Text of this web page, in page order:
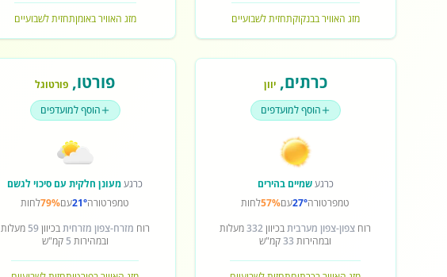
מזג האוויר בבנקוקתחזית לשבועיים מזג האוויר באומןתחזית לשבועיים
כרתים,יוון
הוסף למועדפים
כרגעשמיים בהירים
טמפרטורה27°עם57%לחות
רוח צפון-צפון מערביתבכיוון332מעלות
ובמהירות 33קמ"ש
פורטו, פורטוגל
הוסף למועדפים
כרגעמעונן חלקית עם סיכוי לגשם
טמפרטורה21°עם79%לחות
רוח מזרח-צפון מזרחיתבכיוון59 מעלות
ובמהירות 5 קמ"ש